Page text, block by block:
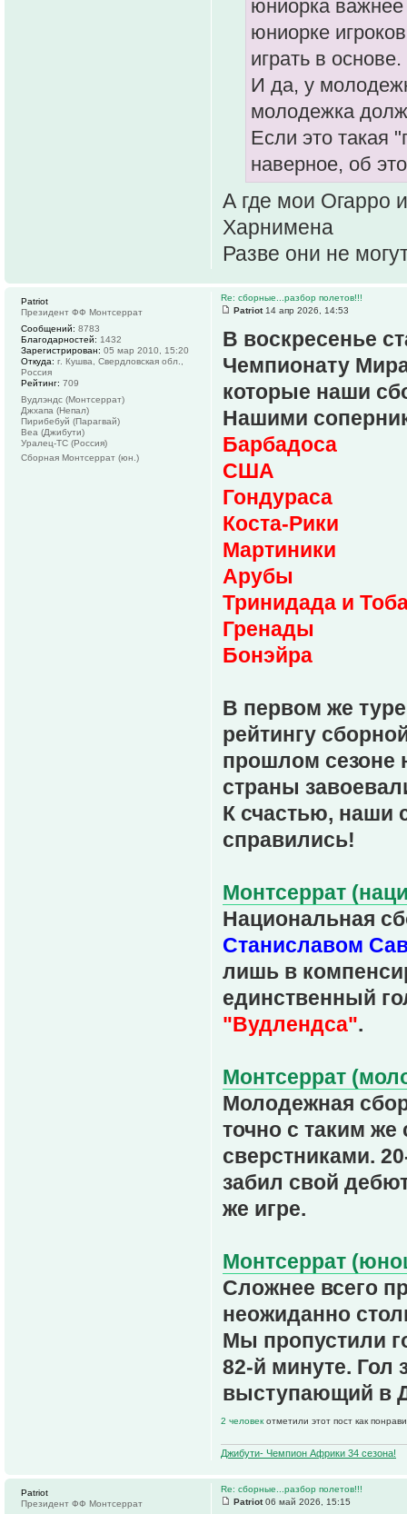
юниорка
юниорке
играть в основе.
И да, у
молодежка
Если это такая
наверное, об
А где мои Огарро
Харнимена
Разве они не
Re: сборные...разбор полетов!!!
Patriot14 апр 2026, 14:53
В воскресенье
Чемпионату
которые наши
Нашими
Барбадоса
США
Гондураса
Коста-Рики
Мартиники
Арубы
Тринидада и
Гренады
Бонэйра
В первом же
рейтингу
прошлом сезоне
страны
К счастью, наши
справились!
Монтсеррат
Национальная
Станиславом
лишь в
единственный
"Вудлендса".
Монтсеррат
Молодежная
точно с таким
сверстниками.
забил свой
же игре.
Монтсеррат
Сложнее всего
неожиданно
Мы пропустили
82-й минуте. Гол
выступающий в
2 человек отметили этот пост как
Джибути- Чемпион Африки 34 сезона!
Patriot
Президент ФФ Монтсеррат
Сообщений: 8783
Благодарностей: 1432
Зарегистрирован: 05 мар 2010, 15:20
Откуда: г. Кушва, Свердловская обл.,
Россия
Рейтинг: 709
Вудлэндс (Монтсеррат)
Джхапа (Непал)
Пирибебуй (Парагвай)
Веа (Джибути)
Уралец-ТС (Россия)
Сборная Монтсеррат (юн.)
Re: сборные...разбор полетов!!!
Patriot06 май 2026, 15:15
Patriot
Президент ФФ Монтсеррат